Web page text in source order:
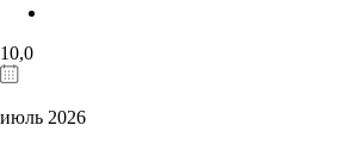
10,0
июль 2026